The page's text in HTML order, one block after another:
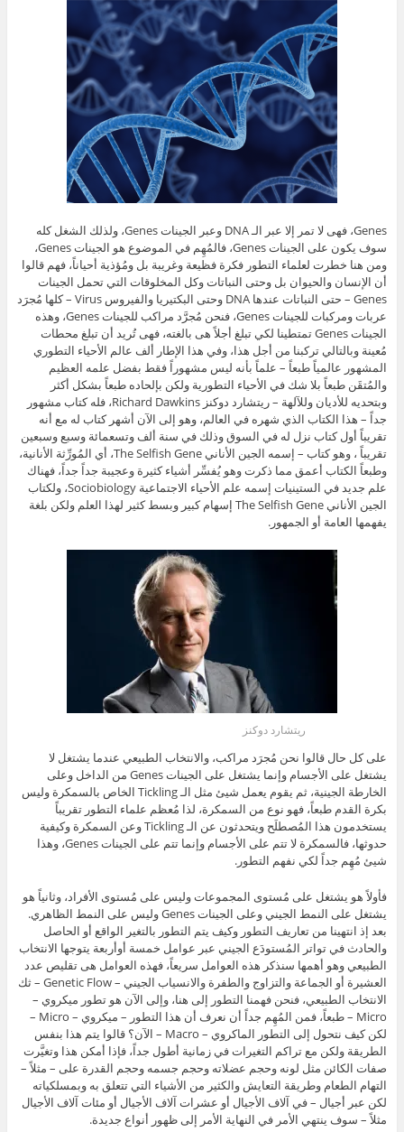
Genes، فهى لا تمر إلا عبر الـ DNA وعبر الجينات Genes، ولذلك الشغل كله
سوف يكون على الجينات Genes، فالمُهِم في الموضوع هو الجينات Genes،
ومن هنا خطرت لعلماء التطور فكرة فظيعة وغريبة بل ومُؤذية أحياناً، فهم قالوا
أن الإنسان والحيوان بل وحتى النباتات وكل المخلوقات التي تحمل الجينات
Genes – حتى النباتات عندها DNA وحتى البكتيريا والفيروس Virus – كلها مُجرَد
عربات ومركبات للجينات Genes، فنحن مُجرَّد مراكب للجينات Genes، وهذه
الجينات Genes تمتطينا لكي تبلغ أجلاً هى بالغته، فهى تُريد أن تبلغ محطات
مُعينة وبالتالي تركبنا من أجل هذا، وفي هذا الإطار ألف عالم الأحياء التطوري
المشهور عالمياً طبعاً – علماً بأنه ليس مشهوراً فقط بفضل علمه العظيم
والمُتقَن طبعاً بلا شك في الأحياء التطورية ولكن بإلحاده طبعاً بشكل أكثر
وبتحديه للأديان وللآلهة – ريتشارد دوكنز Richard Dawkins، فله كتاب مشهور
جداً – هذا الكتاب الذي شهره في العالم، وهو إلى الآن أشهر كتاب له مع أنه
تقريباً أول كتاب نزل له في السوق وذلك في سنة ألف وتسعمائة وسبع وسبعين
تقريباً ، وهو كتاب – إسمه الجين الأناني The Selfish Gene، أي المُورِّثة الأنانية،
وطبعاً الكتاب أعمق مما ذكرت وهو يُفسِّر أشياء كثيرة وعجيبة جداً جداً، فهناك
علم جديد في الستينيات إسمه علم الأحياء الاجتماعية Sociobiology، ولكتاب
الجين الأناني The Selfish Gene إسهام كبير وبسط كثير لهذا العلم ولكن بلغة
يفهمها العامة أو الجمهور.
ريتشارد دوكنز
على كل حال قالوا نحن مُجرَد مراكب، والانتخاب الطبيعي عندما يشتغل لا
يشتغل على الأجسام وإنما يشتغل على الجينات Genes من الداخل وعلى
الخارطة الجينية، ثم يقوم يعمل شيئ مثل الـ Tickling الخاص بالسمكرة وليس
بكرة القدم طبعاً، فهو نوع من السمكرة، لذا مُعظم علماء التطور تقريباً
يستخدمون هذا المُصطلَح ويتحدثون عن الـ Tickling وعن السمكرة وكيفية
حدوثها، فالسمكرة لا تتم على الأجسام وإنما تتم على الجينات Genes، وهذا
شيئ مُهِم جداً لكي نفهم التطور.
فأولاً هو يشتغل على مُستوى المجموعات وليس على مُستوى الأفراد، وثانياً هو
يشتغل على النمط الجيني وعلى الجينات Genes وليس على النمط الظاهري.
بعد إذ انتهينا من تعاريف التطور وكيف يتم التطور بالتغير الواقع أو الحاصل
والحادث في تواتر المُستودَع الجيني عبر عوامل خمسة أوأربعة يتوجها الانتخاب
الطبيعي وهو أهمها سنذكر هذه العوامل سريعاً، فهذه العوامل هى تقليص عدد
العشيرة أو الجماعة والتزاوج والطفرة والانسياب الجيني – Genetic Flow – ثك
الانتخاب الطبيعي، فنحن فهمنا التطور إلى هنا، وإلى الآن هو تطور ميكروي –
Micro – طبعاً، فمن المُهِم جداً أن نعرف أن هذا التطور – ميكروي – Micro –
لكن كيف نتحول إلى التطور الماكروي – Macro – الآن؟ قالوا يتم هذا بنفس
الطريقة ولكن مع تراكم التغيرات في زمانية أطول جداً، فإذا أمكن هذا وتغيَّرت
صفات الكائن مثل لونه وحجم عضلاته وحجم جسمه وحجم القدرة على – مثلاً –
التهام الطعام وطريقة التعايش والكثير من الأشياء التي تتعلق به وبمسلكياته
لكن عبر أجيال – في آلاف الأجيال أو عشرات آلاف الأجيال أو مئات آلاف الأجيال
مثلاً – سوف ينتهي الأمر في النهاية الأمر إلى ظهور أنواع جديدة.